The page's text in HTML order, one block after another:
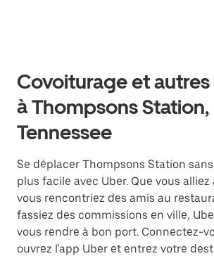
Covoiturage et autres
à Thompsons Station,
Tennessee
Se déplacer Thompsons Station
plus facile avec Uber. Que vous
vous rencontriez des amis au
fassiez des commissions en ville,
vous rendre à bon port. Connectez-
ouvrez l'app Uber et entrez votre